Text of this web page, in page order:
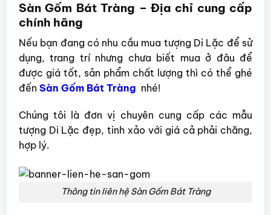
Sàn Gốm Bát Tràng – Địa chỉ cung cấp
chính hãng
Nếu bạn đang có nhu cầu mua tượng Di Lặc để sử
dụng, trang trí nhưng chưa biết mua ở đâu để
được giá tốt, sản phẩm chất lượng thì có thể ghé
đến Sàn Gốm Bát Tràng nhé!
Chúng tôi là đơn vị chuyên cung cấp các mẫu
tượng Di Lặc đẹp, tinh xảo với giá cả phải chăng,
hợp lý.
Thông tin liên hệ Sàn Gốm Bát Tràng